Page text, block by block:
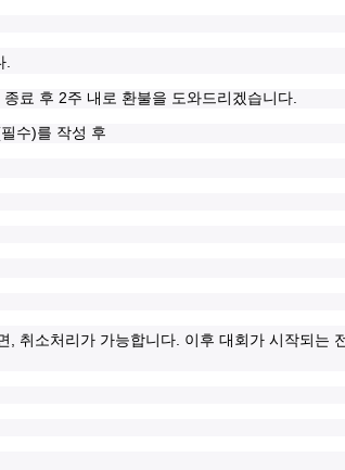
.
종료 후 2주 내로 환불을 도와드리겠습니다.
필수)를 작성 후
, 취소처리가 가능합니다. 이후 대회가 시작되는